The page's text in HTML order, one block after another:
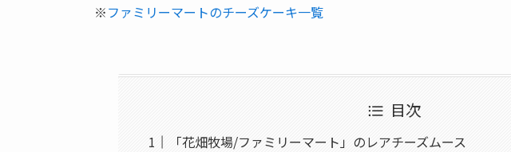
※ファミリーマートのチーズケーキ一覧
目次
「花畑牧場/ファミリーマート」のレアチーズムース